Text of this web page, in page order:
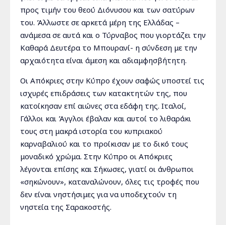
προς τιμήν του θεού Διόνυσου και των σατύρων
του. Άλλωστε σε αρκετά μέρη της Ελλάδας –
ανάμεσα σε αυτά και ο Τύρναβος που γιορτάζει την
Καθαρά Δευτέρα το Μπουρανί- η σύνδεση με την
αρχαιότητα είναι άμεση και αδιαμφησβήτητη.
Οι Απόκριες στην Κύπρο έχουν σαφώς υποστεί τις
ισχυρές επιδράσεις των κατακτητών της, που
κατοίκησαν επί αιώνες στα εδάφη της. Ιταλοί,
Γάλλοι και Άγγλοι έβαλαν και αυτοί το λιθαράκι
τους στη μακρά ιστορία του κυπριακού
καρναβαλιού και το προίκισαν με το δικό τους
μοναδικό χρώμα. Στην Κύπρο οι Απόκριες
λέγονται επίσης και Σήκωσες, γιατί οι άνθρωποι
«σηκώνουν», καταναλώνουν, όλες τις τροφές που
δεν είναι νηστήσιμες για να υποδεχτούν τη
νηστεία της Σαρακοστής.